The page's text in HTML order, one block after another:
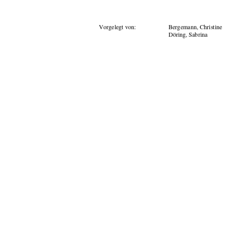
Vorgelegt von: Bergemann, Christine
Döring, Sabrina